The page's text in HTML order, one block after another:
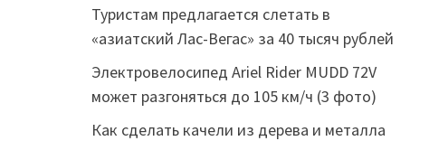
Туристам предлагается слетать в
«азиатский Лас-Вегас» за 40 тысяч рублей
Электровелосипед Ariel Rider MUDD 72V
может разгоняться до 105 км/ч (3 фото)
Как сделать качели из дерева и металла